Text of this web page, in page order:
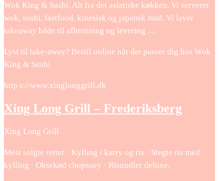
Wok King & Sushi. Alt fra det asiatiske køkken. Vi serverer
wok, sushi, fastfood, kinesisk og japansk mad. Vi laver
takeaway både til afhentning og levering …
Lyst til take-away? Bestil online når det passer dig hos Wok
King & Sushi
http s://www.xinglonggrill.dk
Xing Long Grill – Frederiksberg
Xing Long Grill
Mest solgte retter · Kylling i karry og ris · Stegte ris med
kylling · Oksekød chopsuey · Risnudler deluxe.